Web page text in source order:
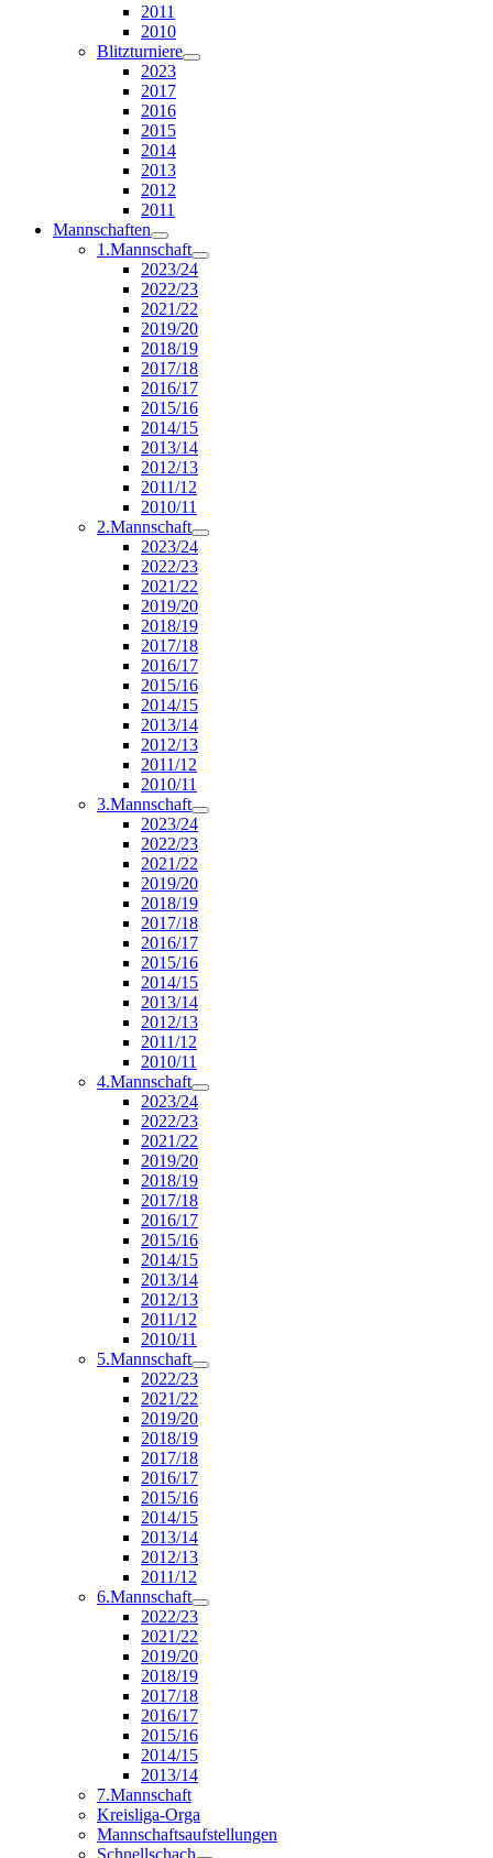
2011
2010
Blitzturniere
2023
2017
2016
2015
2014
2013
2012
2011
Mannschaften
1.Mannschaft
2023/24
2022/23
2021/22
2019/20
2018/19
2017/18
2016/17
2015/16
2014/15
2013/14
2012/13
2011/12
2010/11
2.Mannschaft
2023/24
2022/23
2021/22
2019/20
2018/19
2017/18
2016/17
2015/16
2014/15
2013/14
2012/13
2011/12
2010/11
3.Mannschaft
2023/24
2022/23
2021/22
2019/20
2018/19
2017/18
2016/17
2015/16
2014/15
2013/14
2012/13
2011/12
2010/11
4.Mannschaft
2023/24
2022/23
2021/22
2019/20
2018/19
2017/18
2016/17
2015/16
2014/15
2013/14
2012/13
2011/12
2010/11
5.Mannschaft
2022/23
2021/22
2019/20
2018/19
2017/18
2016/17
2015/16
2014/15
2013/14
2012/13
2011/12
6.Mannschaft
2022/23
2021/22
2019/20
2018/19
2017/18
2016/17
2015/16
2014/15
2013/14
7.Mannschaft
Kreisliga-Orga
Mannschaftsaufstellungen
Schnellschach